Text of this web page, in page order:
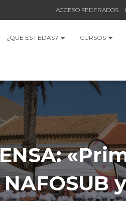
ACCESO FEDERADOS
¿QUE ES FEDAS? CURSOS